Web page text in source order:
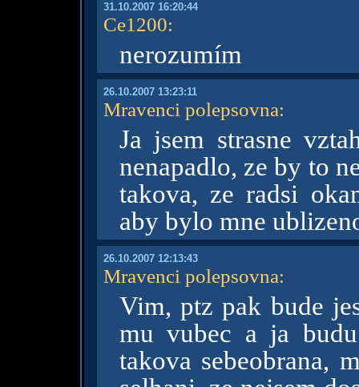
31.10.2007 16:20:44
Ce1200:
nerozumím
26.10.2007 13:23:11
Mravenci polepsovna:
Ja jsem strasne
nenapadlo, ze by to
takova, ze radsi
aby bylo mne
26.10.2007 12:13:43
Mravenci polepsovna:
Vim, ptz pak bude
mu vubec a ja
takova sebeobrana,